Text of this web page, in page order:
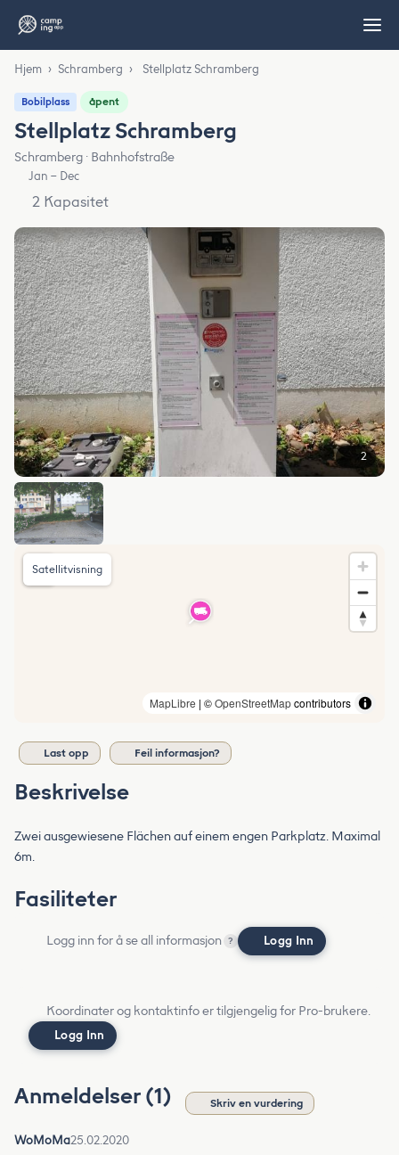
Hjem › Schramberg › Stellplatz Schramberg
Bobilplass åpent
Stellplatz Schramberg
Schramberg · Bahnhofstraße
Jan – Dec
2 Kapasitet
2
MapLibre | ©OpenStreetMapcontributors
Satellitvisning
Last opp Feil informasjon?
Beskrivelse
Zwei ausgewiesene Flächen auf einem engen Parkplatz. Maximal
6m.
Fasiliteter
Logg inn for å se all informasjon ? Logg Inn
Koordinater og kontaktinfo er tilgjengelig for Pro-brukere.
Logg Inn
Anmeldelser (1) Skriv en vurdering
WoMoMa25.02.2020